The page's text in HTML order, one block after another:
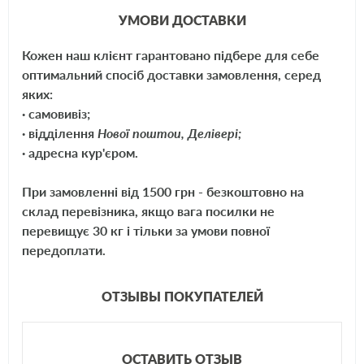
УМОВИ ДОСТАВКИ
Кожен наш клієнт гарантовано підбере для себе
оптимальний спосіб доставки замовлення, серед
яких:
· самовивіз;
· відділення Нової поштои, Делівері;
· адресна кур'єром.
При замовленні від 1500 грн - безкоштовно на
склад перевізника, якщо вага посилки не
перевищує 30 кг і тільки за умови повної
передоплати.
ОТЗЫВЫ ПОКУПАТЕЛЕЙ
ОСТАВИТЬ ОТЗЫВ